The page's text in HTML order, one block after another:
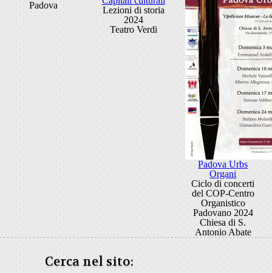
Padova
Lezioni di storia
2024
Teatro Verdi
Padova Urbs
Organi
Ciclo di concerti
del COP-Centro
Organistico
Padovano 2024
Chiesa di S.
Antonio Abate
Cerca nel sito: